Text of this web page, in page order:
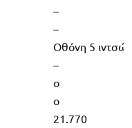
–
–
Οθόνη 5 ιντσών
–
ο
ο
21.770